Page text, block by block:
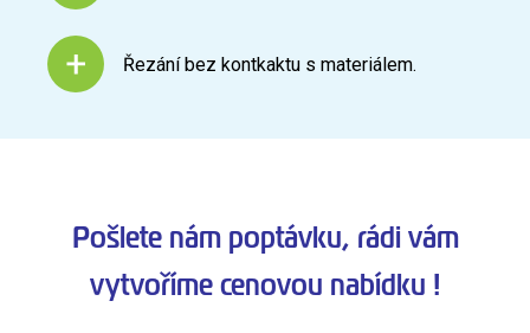
Řezání bez kontkaktu s materiálem.
Pošlete nám poptávku, rádi vám
vytvoříme cenovou nabídku !